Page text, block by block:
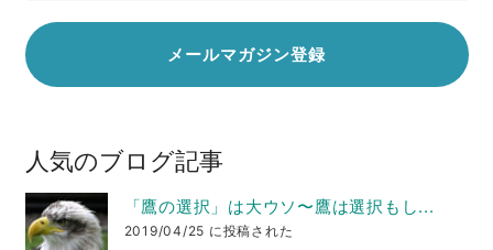
人気のブログ記事
「鷹の選択」は大ウソ〜鷹は選択もし...
2019/04/25 に投稿された